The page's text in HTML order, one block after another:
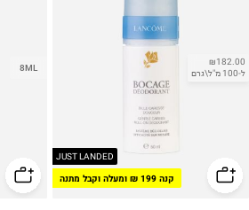
JUST LANDED
קנה 199 ₪ ומעלה וקבל מתנה
₪182.00
ל-100 מ"ל\גרם
8ML